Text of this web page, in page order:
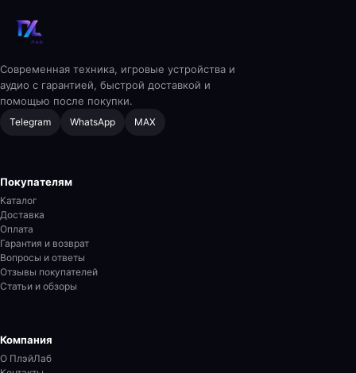
Современная техника, игровые устройства и
аудио с гарантией, быстрой доставкой и
помощью после покупки.
Telegram WhatsApp MAX
Покупателям
Каталог
Доставка
Оплата
Гарантия и возврат
Вопросы и ответы
Отзывы покупателей
Статьи и обзоры
Компания
О ПлэйЛаб